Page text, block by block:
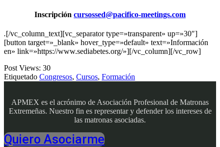
Inscripción cursossed@pacifico-meetings.com
.[/vc_column_text][vc_separator type=»transparent» up=»30″]
[button target=»_blank» hover_type=»default» text=»Información
en» link=»https://www.sediabetes.org/»][/vc_column][/vc_row]
Post Views: 30
Etiquetado Congresos, Cursos, Formación
APMEX es el acrónimo de Asociación Profesional de Matronas
Extremeñas. Nuestro fin es representar y defender los intereses de
las matronas asociadas.
Quiero Asociarme